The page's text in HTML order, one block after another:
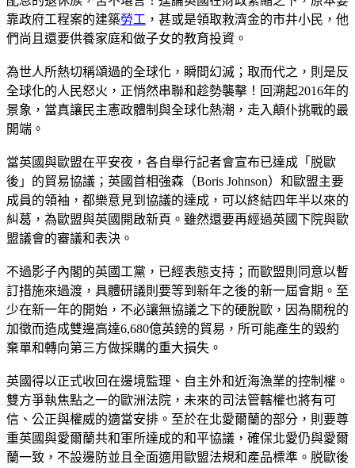
靠政府工程案的建築勞工 ，甚或是領取救濟金的市井小民，他
們尚且還要供養家庭和做子女的教育投資。
為世人所熱切稱頌過的全球化，瞬間幻滅；取而代之，則是反
全球化的人民怒火，正悄然串聯和趁勢襲擊！回溯起2016年的
景象，當真讓民主憲政體制與全球化熱潮，走入顛仆挑戰的最
開端。
當英國與歐盟在平安夜，各自舉行記者會宣布已達成「脱歐
後」的貿易協議；英國首相強森（Boris Johnson）和歐盟主要
成員的領袖，都樂意見到協議的達成，可以終結四年半以來的
糾葛，為歐盟與英國開啟新頁。雖然還要再經過英國下院與歐
盟議會的審議和表決。
不過影子內閣的英國工黨，已經表態支持；而歐盟則同意以暫
訂措施來過渡，具體研議則要等到新年之後的新一屆會期。至
少在新一年的開始，不必讓無協議之下的硬脫歐，因為關稅的
加徵而造成雙邊高達6,680億英鎊的貿易，所可能產生的毀約
棄單和轉向第三方做採購的重大損失。
英國得以正式收回在邊境監理、自主外和近海漁業的控制權。
雙方爭執焦點之一的歐洲法院，未來的司法管轄權也將有可
信、公正與權威的適當安排。至於在北愛爾蘭的部分，則要尊
重英國與愛爾蘭共和軍所達成的和平協議，確保北愛仍與愛爾
蘭一致，不設邊防並且全面適用歐盟法規和產品標準。脱歐後